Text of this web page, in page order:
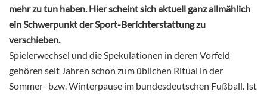
mehr zu tun haben. Hier scheint sich aktuell ganz allmählich
ein Schwerpunkt der Sport-Berichterstattung zu
verschieben.
Spielerwechsel und die Spekulationen in deren Vorfeld
gehören seit Jahren schon zum üblichen Ritual in der
Sommer- bzw. Winterpause im bundesdeutschen Fußball. Ist